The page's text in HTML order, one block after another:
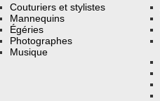
Couturiers et stylistes
Mannequins
Égéries
Photographes
Musique